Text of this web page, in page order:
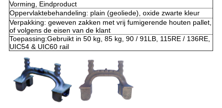
Vorming, Eindproduct
Oppervlaktebehandeling: plain (geoliede), oxide zwarte kleur
Verpakking: geweven zakken met vrij fumigerende houten pallet,
of volgens de eisen van de klant
Toepassing:Gebruikt in 50 kg, 85 kg, 90 / 91LB, 115RE / 136RE,
UIC54 & UIC60 rail